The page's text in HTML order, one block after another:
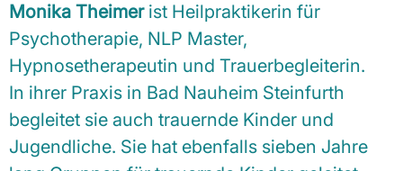
Monika Theimer ist Heilpraktikerin für
Psychotherapie, NLP Master,
Hypnosetherapeutin und Trauerbegleiterin.
In ihrer Praxis in Bad Nauheim Steinfurth
begleitet sie auch trauernde Kinder und
Jugendliche. Sie hat ebenfalls sieben Jahre